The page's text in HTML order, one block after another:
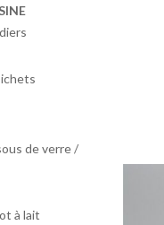
de verre /
à lait